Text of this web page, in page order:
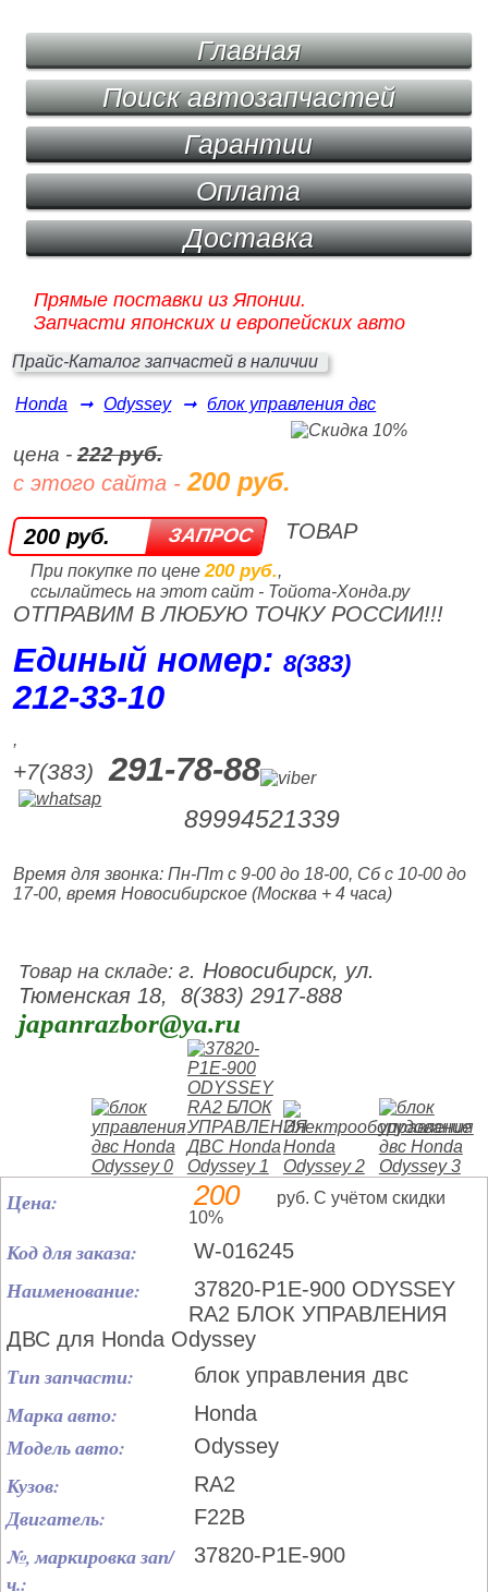
Главная
Поиск автозапчастей
Гарантии
Оплата
Доставка
Прямые поставки из Японии.
Запчасти японских и европейских авто
Прайс-Каталог запчастей в наличии
Honda ➞ Odyssey ➞ блок управления двс
цена -222 руб.
с этого сайта -200 руб.
200 руб.
При покупке по цене 200 руб.,
ссылайтесь на этот сайт - Тойота-Хонда.ру
ТОВАР
ОТПРАВИМ В ЛЮБУЮ ТОЧКУ РОССИИ!!!
Единый номер:8(383)
212‑33‑10
,
+7(383) 291-78-88
89994521339
Время для звонка: Пн-Пт с 9-00 до 18-00, Сб с 10-00 до
17-00, время Новосибирское (Москва + 4 часа)
Товар на складе:г. Новосибирск, ул.
Тюменская 18, 8(383) 2917-888
japanrazbor@ya.ru
Цена: 200
руб. С учётом скидки
10%
Код для заказа: W-016245
Наименование:
37820-P1E-900 ODYSSEY
RA2 БЛОК УПРАВЛЕНИЯ
ДВС для Honda Odyssey
Тип запчасти: блок управления двс
Марка авто: Honda
Модель авто: Odyssey
Кузов: RA2
Двигатель: F22B
№, маркировка зап/
ч.:
37820-P1E-900